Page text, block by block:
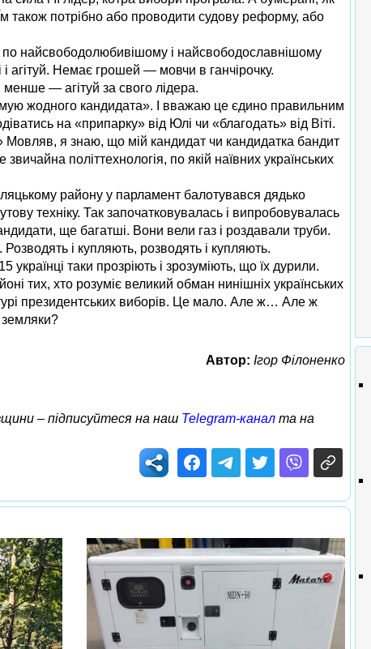
також потрібно або проводити судову реформу, або
по найсвободолюбивішому і найсвободославнішому
агітуй. Немає грошей — мовчи в ганчірочку.
— агітуй за свого лідера.
жодного кандидата». І вважаю це єдино правильним
на «припарку» від Юлі чи «благодать» від Віті.
Мовляв, я знаю, що мій кандидат чи кандидатка бандит
політтехнологія, по якій наївних українських
району у парламент балотувався дядько
техніку. Так започатковувалась і випробовувалась
ще багатші. Вони вели газ і роздавали труби.
і купляють, розводять і купляють.
українці таки прозріють і зрозуміють, що їх дурили.
тих, хто розуміє великий обман нинішніх українських
президентських виборів. Це мало. Але ж… Але ж
земляки?
Автор: Ігор Філоненко
– підписуйтеся на наш Telegram-канал та на